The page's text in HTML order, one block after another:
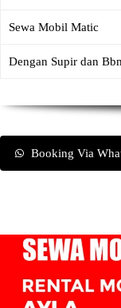
Sewa Mobil Matic
Dengan Supir dan
Booking Via